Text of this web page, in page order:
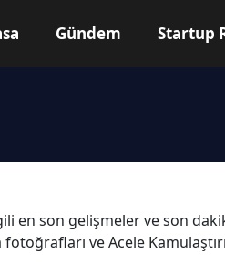
Gündem Startup
en son gelişmeler ve son
ve Acele